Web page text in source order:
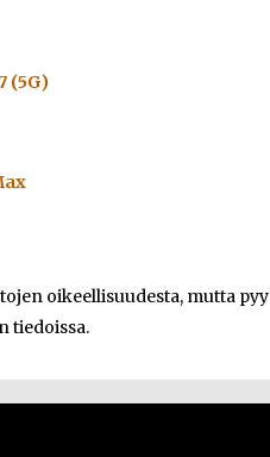
(5G)
oikeellisuudesta, mutta
tiedoissa.